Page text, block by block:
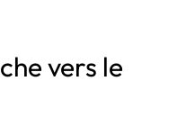
vers le